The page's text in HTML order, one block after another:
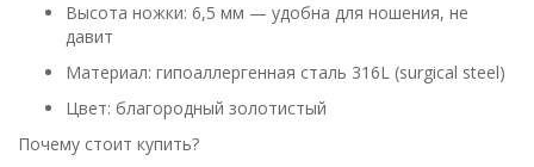
Высота ножки: 6,5 мм — удобна для ношения, не
давит
Материал: гипоаллергенная сталь 316L (surgical steel)
Цвет: благородный золотистый
Почему стоит купить?